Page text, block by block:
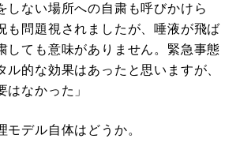
しない場所への自粛も呼びかけら
も問題視されましたが、唾液が飛ば
しても意味がありません。緊急事態
ル的な効果はあったと思いますが、
はなかった」
デル自体はどうか。